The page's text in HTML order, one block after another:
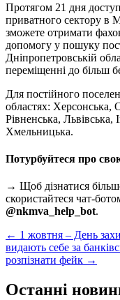
Протягом 21 дня
приватного сектору в
зможете отримати
допомогу у пошуку
Дніпропетровській
переміщенні до більш
Для постійного
областях: Херсонська,
Рівненська, Львівська,
Хмельницька.
Потурбуйтеся про
→ Щоб дізнатися
скористайтеся чат-
@nkmva_help_bot.
Post
navigation
← 1 жовтня – День
видають себе за
розпізнати фейк →
Останні